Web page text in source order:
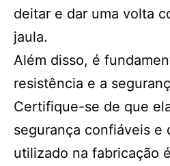
deitar e dar uma volta
jaula.
Além disso, é
resistência e a
Certifique-se de que
segurança confiáveis e
utilizado na fabricação